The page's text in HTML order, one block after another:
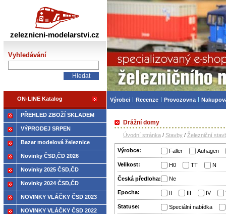
Drážní domy
Úvodní stránka / Stavby / Železniční
Výrobce: Faller Auhagen
Velikost: H0 TT N
Česká předloha: Ne
Epocha: II III IV
Statuse: Speciální nabídka
PŘEHLED ZBOŽÍ SKLADEM
VÝPRODEJ SRPEN
Bazar modelová železnice
Novinky ČSD,ČD 2026
Novinky 2025 ČSD,ČD
Novinky 2024 ČSD,ČD
NOVINKY VLÁČKY ČSD 2023
NOVINKY VLÁČKY ČSD 2022
zeleznicni-modelarstvi.cz
Vyhledávání
ON-LINE Katalog
Železniční
Výrobci Recenze Provozovna